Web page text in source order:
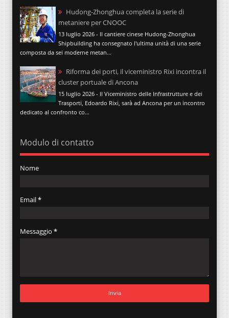
Hudong-Zhonghua completa la serie di
metaniere per CNOOC
13 luglio 2026 - Il cantiere cinese Hudong-Zhonghua
Shipbuilding ha consegnato l'ultima unità di una serie
composta da sei moderne metan...
Riforma dei porti, il viceministro Rixi incontra il
cluster portuale di Ancona
15 luglio 2026 - Il Viceministro delle Infrastrutture e dei
Trasporti, Edoardo Rixi, sarà ad Ancona per un incontro
dedicato al confronto co...
Modulo di contatto
Nome
Email*
Messaggio *